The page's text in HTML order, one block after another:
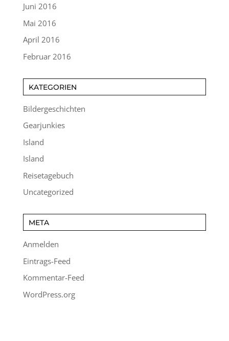
Juni 2016
Mai 2016
April 2016
Februar 2016
KATEGORIEN
Bildergeschichten
Gearjunkies
Island
Island
Reisetagebuch
Uncategorized
META
Anmelden
Eintrags-Feed
Kommentar-Feed
WordPress.org